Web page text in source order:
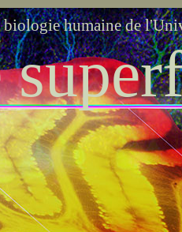
biologie humaine de